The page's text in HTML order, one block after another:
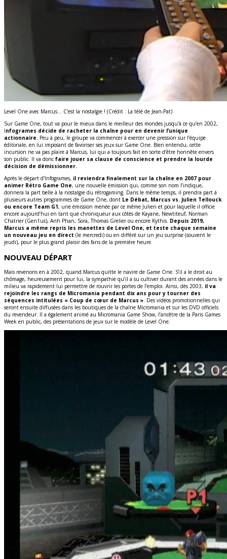
Level One avec Marcus… C’est la nostalgie ! (Crédit : La télé de Jean-Pat)
Sur Game One, tout va pour le mieux dans le meilleur des mondes jusqu’à ce qu’en 2002,
Infogrames décide de racheter la chaîne pour en devenir l’unique
actionnaire. Peu à peu, le groupe va commencer à exercer une pression sur l’équipe
éditoriale, en lui imposant de favoriser ses jeux sur Game One. Bien entendu, cette
incursion ne va pas plaire à Marcus, lui qui a toujours fait en sorte d’être honnête envers
son public. Il va donc faire jouer sa clause de conscience et prendre la lourde
décision de démissionner.
Après le départ d’Infogrames, il reviendra finalement sur la chaîne en 2007 pour
animer Rétro Game One, une nouvelle émission qui, comme son nom l’indique,
donnera la part belle à la nostalgie du rétrogaming. Dans le même temps, il prendra part à
plusieurs autres programmes de Game One, dont Le Débat, Marcus vs. Julien Tellouck
ou encore Team G1, une émission menée par ce même Julien et pour laquelle il officie
encore aujourd’hui en tant que chroniqueur aux côtés de Kayane, Newtiteuf, Norman
Chatrier (Gen1us), Anh Phan, Sora, Thomas Grelier ou encore Kythis. Depuis 2019,
Marcus a même repris les manettes de Level One, et teste chaque semaine
un nouveau jeu en direct (le mercredi) ou en différé sur un jeu surprise (souvent le
jeudi), pour le plus grand plaisir des fans de la première heure.
NOUVEAU DÉPART
Mais revenons en à 2002, quand Marcus quitte le navire de Game One. S’il a le droit au
chômage, heureusement pour lui, la sympathie qu’il a su cultiver durant des années dans le
milieu va rapidement lui permettre de rouvrir les portes de l’emploi. Ainsi, dès 2003, il va
rejoindre les rangs de Micromania pendant dix ans pour y tourner des
séquences intitulées « Coup de cœur de Marcus ». Des vidéos promotionnelles qui
seront ensuite diffusées dans les boutiques de la chaîne Micromania et sur les DVD officiels
du revendeur. Il a également animé au Micromania Game Show, l’ancêtre de la Paris Games
Week en public, des présentations de jeux sur le modèle de Level One.